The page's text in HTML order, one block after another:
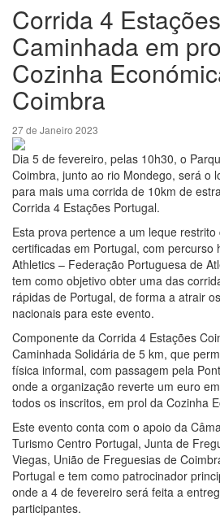
Corrida 4
Caminhada em
Cozinha
Coimbra
27 de Janeiro 2023
Dia 5 de fevereiro, pelas 10h30, o
Coimbra, junto ao rio Mondego, será o
para mais uma corrida de 10km de
Corrida 4 Estações Portugal.
Esta prova pertence a um leque
certificadas em Portugal, com percurso
Athletics – Federação Portuguesa de
tem como objetivo obter uma das
rápidas de Portugal, de forma a atrair
nacionais para este evento.
Componente da Corrida 4 Estações
Caminhada Solidária de 5 km, que
física informal, com passagem pela
onde a organização reverte um euro
todos os inscritos, em prol da Cozinha
Este evento conta com o apoio da
Turismo Centro Portugal, Junta de
Viegas, União de Freguesias de
Portugal e tem como patrocinador
onde a 4 de fevereiro será feita a
participantes.